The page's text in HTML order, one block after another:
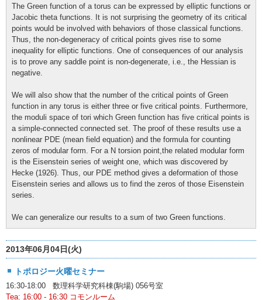
The Green function of a torus can be expressed by elliptic functions or
Jacobic theta functions. It is not surprising the geometry of its critical
points would be involved with behaviors of those classical functions.
Thus, the non-degeneracy of critical points gives rise to some
inequality for elliptic functions. One of consequences of our analysis
is to prove any saddle point is non-degenerate, i.e., the Hessian is
negative.
We will also show that the number of the critical points of Green
function in any torus is either three or five critical points. Furthermore,
the moduli space of tori which Green function has five critical points is
a simple-connected connected set. The proof of these results use a
nonlinear PDE (mean field equation) and the formula for counting
zeros of modular form. For a N torsion point,the related modular form
is the Eisenstein series of weight one, which was discovered by
Hecke (1926). Thus, our PDE method gives a deformation of those
Eisenstein series and allows us to find the zeros of those Eisenstein
series.
We can generalize our results to a sum of two Green functions.
2013年06月04日(火)
トポロジー火曜セミナー
16:30-18:00 数理科学研究科棟(駒場) 056号室
Tea: 16:00 - 16:30 コモンルーム